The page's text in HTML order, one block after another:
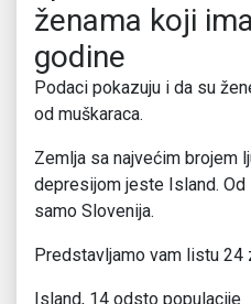
ženama koji
godine
Podaci pokazuju i da su
od muškaraca.
Zemlja sa najvećim brojem
depresijom jeste Island.
samo Slovenija.
Predstavljamo vam listu 24
Island, 14 odsto populacije